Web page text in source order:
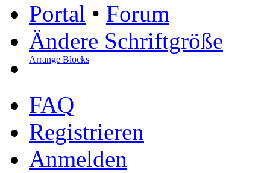
Portal • Forum
Ändere Schriftgröße
Arrange Blocks
FAQ
Registrieren
Anmelden